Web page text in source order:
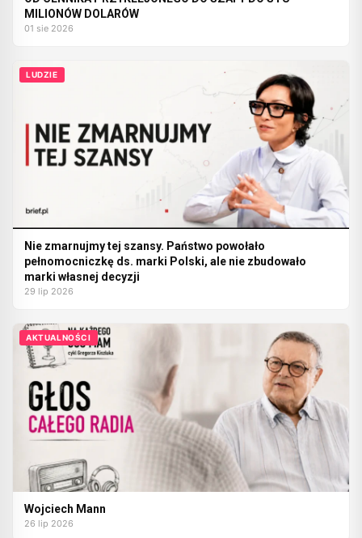
MILIONÓW DOLARÓW
01 sie 2026
LUDZIE
Nie zmarnujmy tej szansy. Państwo powołało
pełnomocniczkę ds. marki Polski, ale nie zbudowało
marki własnej decyzji
29 lip 2026
AKTUALNOŚCI
Wojciech Mann
26 lip 2026